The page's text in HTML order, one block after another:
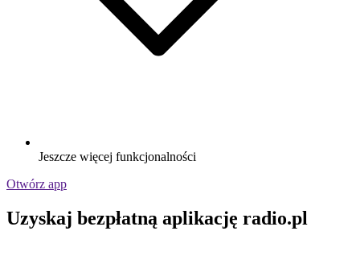
Jeszcze więcej funkcjonalności
Otwórz app
Uzyskaj bezpłatną aplikację radio.pl